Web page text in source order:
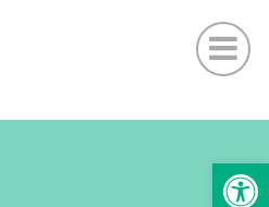
cookies